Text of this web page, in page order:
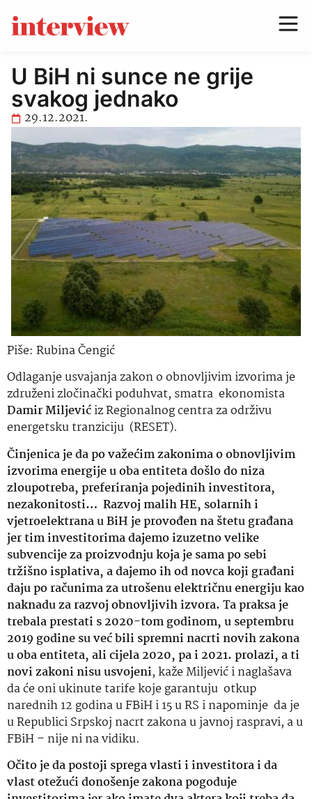
U BiH ni sunce ne grije
svakog jednako
29.12.2021.
Piše: Rubina Čengić
Odlaganje usvajanja zakon o obnovljivim izvorima je
združeni zločinački poduhvat, smatra ekonomista
Damir Miljevićiz Regionalnog centra za održivu
energetsku tranziciju (RESET).
Činjenica je da po važećim zakonima o obnovljivim
izvorima energije u oba entiteta došlo do niza
zloupotreba, preferiranja pojedinih investitora,
nezakonitosti… Razvoj malih HE, solarnih i
vjetroelektrana u BiH je provođen na štetu građana
jer tim investitorima dajemo izuzetno velike
subvencije za proizvodnju koja je sama po sebi
tržišno isplativa, a dajemo ih od novca koji građani
daju po računima za utrošenu električnu energiju kao
naknadu za razvoj obnovljivih izvora. Ta praksa je
trebala prestati s 2020-tom godinom, u septembru
2019 godine su već bili spremni nacrti novih zakona
u oba entiteta, ali cijela 2020, pa i 2021. prolazi, a ti
novi zakoni nisu usvojeni, kaže Miljević i naglašava
da će oni ukinute tarife koje garantuju otkup
narednih 12 godina u FBiH i 15 u RS i napominje da je
u Republici Srpskoj nacrt zakona u javnoj raspravi, a u
FBiH – nije ni na vidiku.
Očito je da postoji sprega vlasti i investitora i da
vlast otežući donošenje zakona pogoduje